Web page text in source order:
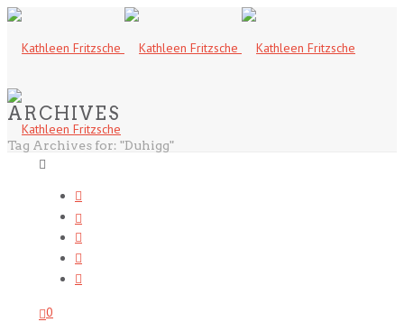
ARCHIVES
Tag Archives for: "Duhigg"
0